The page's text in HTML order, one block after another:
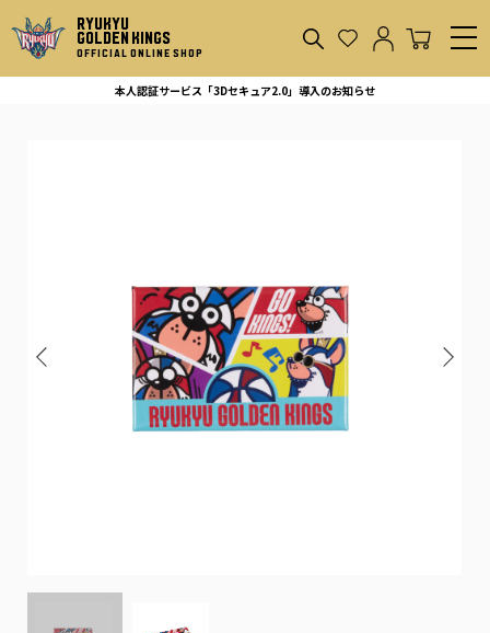
RYUKYU
GOLDEN KINGS
OFFICIAL ONLINE SHOP
本人認証サービス「3Dセキュア2.0」導入のお知らせ